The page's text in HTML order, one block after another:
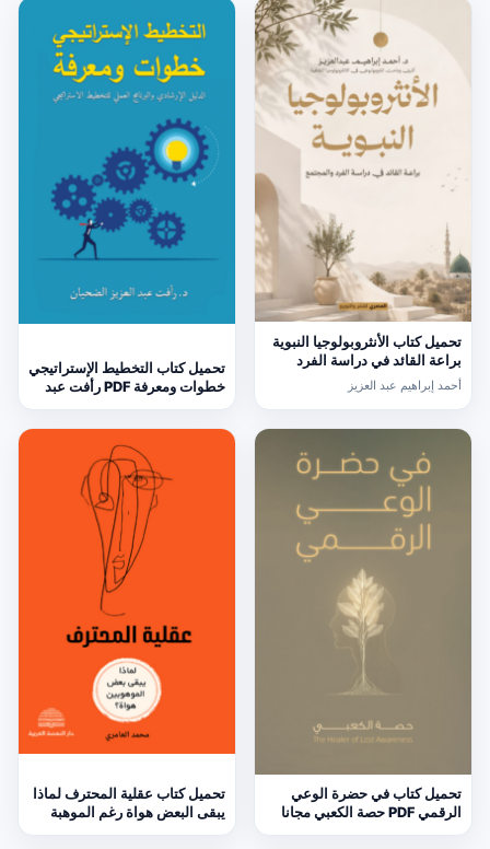
تحميل كتاب الأنثروبولوجيا النبوية
براعة القائد في دراسة الفرد
والمجتمع PDF أحمد إبراهيم عبد
العزيز
أحمد إبراهيم عبد العزيز
تحميل كتاب التخطيط الإستراتيجي
خطوات ومعرفة PDF رأفت عبد
العزيز الضحيان مجانا
تحميل كتاب في حضرة الوعي
الرقمي PDF حصة الكعبي مجانا
تحميل كتاب عقلية المحترف لماذا
يبقى البعض هواة رغم الموهبة
PDF محمد العامري